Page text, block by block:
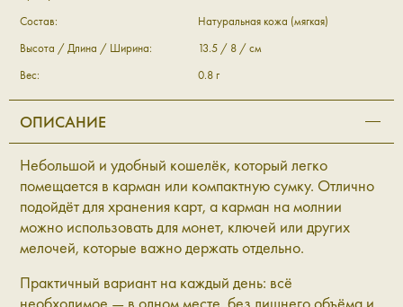
Состав:
Натуральная кожа (мягкая)
Высота / Длина / Ширина:
13.5 / 8 / см
Вес:
0.8 г
ОПИСАНИЕ
Небольшой и удобный кошелёк, который легко
помещается в карман или компактную сумку. Отлично
подойдёт для хранения карт, а карман на молнии
можно использовать для монет, ключей или других
мелочей, которые важно держать отдельно.
Практичный вариант на каждый день: всё